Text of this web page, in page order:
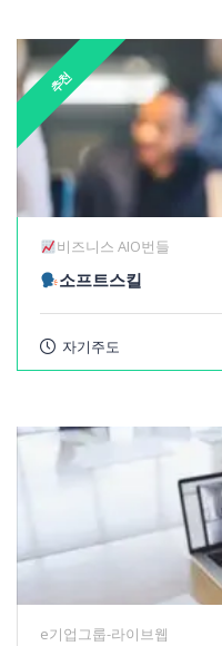
추천
비즈니스 AIO번들
소프트스킬
자기주도
e기업그룹-라이브웹